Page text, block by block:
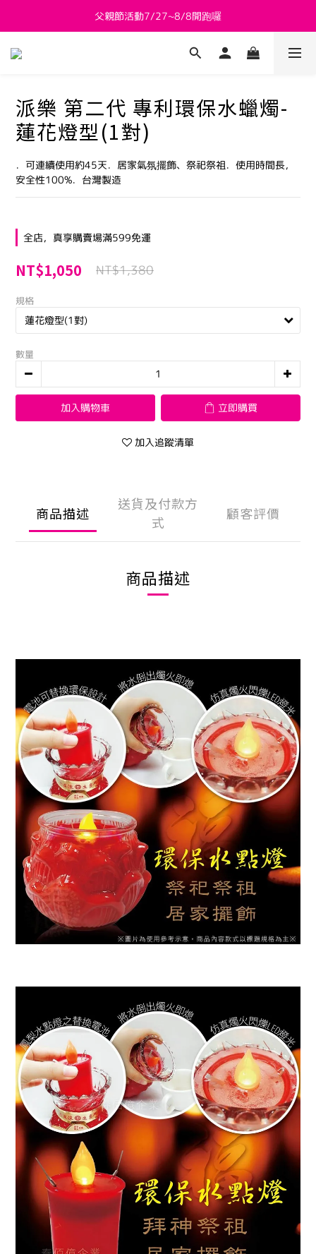
新會員送 $800購物金
父親節活動7/27~8/8開跑囉
新會員送 $800購物金
派樂 第二代 專利環保水蠟燭-
蓮花燈型(1對)
．可連續使用約45天．居家氣氛擺飾、祭祀祭祖．使用時間長，
安全性100%．台灣製造
全店，真享購賣場滿599免運
NT$1,050 NT$1,380
規格
數量
加入購物車 立即購買
加入追蹤清單
商品描述
送貨及付款方
式
顧客評價
商品描述